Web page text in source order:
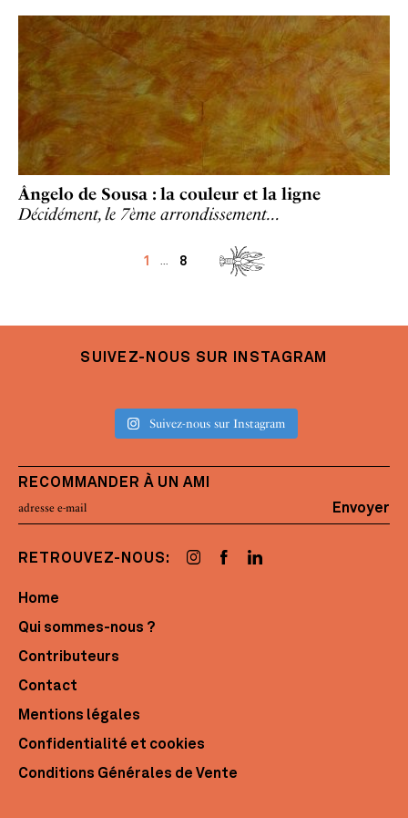
Ângelo de Sousa : la couleur et la ligne
Décidément, le 7ème arrondissement…
1 8
SUIVEZ-NOUS SUR INSTAGRAM
Suivez-nous sur Instagram
RECOMMANDER À UN AMI
Envoyer
RETROUVEZ-NOUS:
Home
Qui sommes-nous ?
Contributeurs
Contact
Mentions légales
Confidentialité et cookies
Conditions Générales de Vente